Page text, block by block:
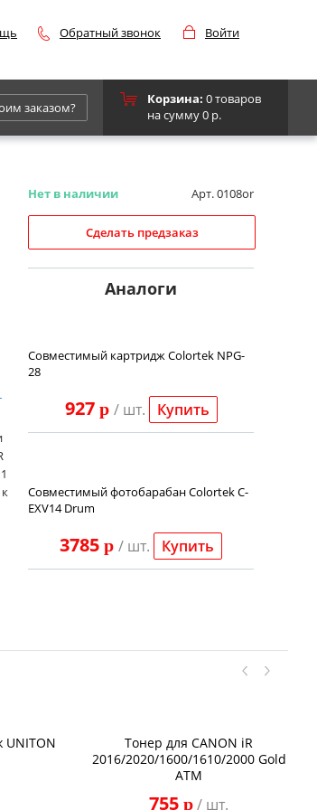
Обратный звонок Войти
заказом?
Корзина: 0 товаров
на сумму 0 р.
Нет в наличии Арт. 0108or
Сделать предзаказ
Аналоги
Совместимый картридж Colortek NPG-
28
927 p / шт. Купить
Совместимый фотобарабан Colortek C-
EXV14 Drum
3785p / шт. Купить
Тонер для CANON iR
2016/2020/1600/1610/2000 Gold
ATM
755 p/ шт.